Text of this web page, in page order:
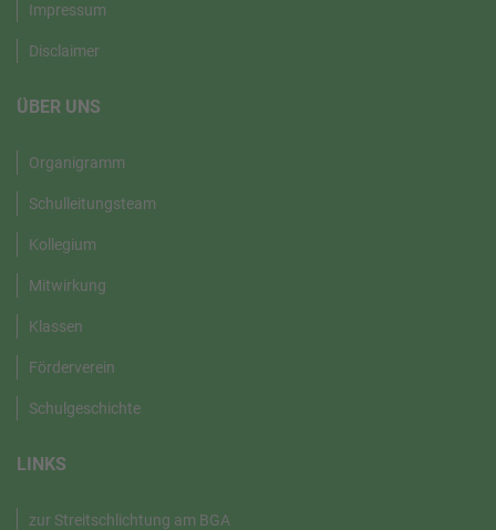
Impressum
Disclaimer
ÜBER UNS
Organigramm
Schulleitungsteam
Kollegium
Mitwirkung
Klassen
Förderverein
Schulgeschichte
LINKS
zur Streitschlichtung am BGA